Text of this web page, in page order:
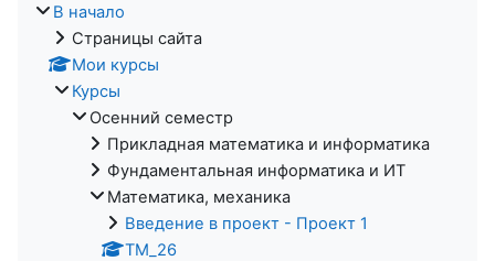
В начало
Страницы сайта
Мои курсы
Курсы
Осенний семестр
Прикладная математика и информатика
Фундаментальная информатика и ИТ
Математика, механика
Введение в проект - Проект 1
ТМ_26